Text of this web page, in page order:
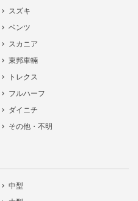
スズキ
ベンツ
スカニア
東邦車輛
トレクス
フルハーフ
ダイニチ
その他・不明
中型